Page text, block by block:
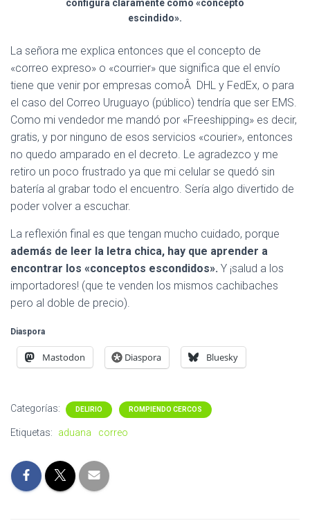
configura claramente como «concepto
escindido».
La señora me explica entonces que el concepto de
«correo expreso» o «courrier» que significa que el envío
tiene que venir por empresas comoÂ DHL y FedEx, o para
el caso del Correo Uruguayo (público) tendría que ser EMS.
Como mi vendedor me mandó por «Freeshipping» es decir,
gratis, y por ninguno de esos servicios «courier», entonces
no quedo amparado en el decreto. Le agradezco y me
retiro un poco frustrado ya que mi celular se quedó sin
batería al grabar todo el encuentro. Sería algo divertido de
poder volver a escuchar.
La reflexión final es que tengan mucho cuidado, porque
además de leer la letra chica, hay que aprender a
encontrar los «conceptos escondidos». Y ¡salud a los
importadores! (que te venden los mismos cachibaches
pero al doble de precio).
Diaspora
Mastodon Diaspora Bluesky
Categorías: DELIRIO ROMPIENDO CERCOS
Etiquetas: aduana correo